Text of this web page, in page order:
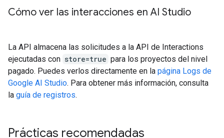
Cómo ver las interacciones en AI Studio
La API almacena las solicitudes a la API de Interactions
ejecutadas con store=true para los proyectos del nivel
pagado. Puedes verlos directamente en la página Logs de
Google AI Studio. Para obtener más información, consulta
la guía de registros.
Prácticas recomendadas